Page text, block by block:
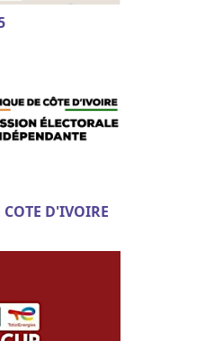
COTE D'IVOIRE